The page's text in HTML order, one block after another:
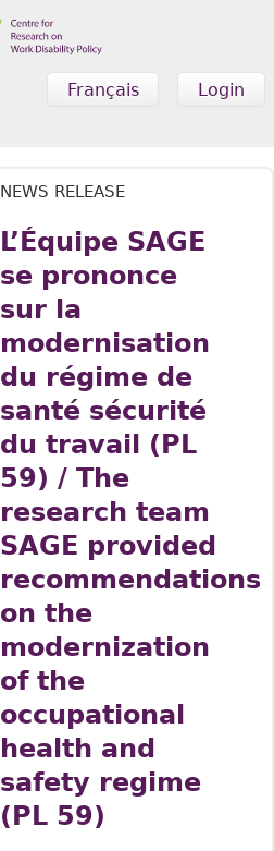
Login
Français
NEWS RELEASE
L’Équipe SAGE
se prononce
sur la
modernisation
du régime de
santé sécurité
du travail (PL
59) / The
research team
SAGE provided
recommendations
on the
modernization
of the
occupational
health and
safety regime
(PL 59)